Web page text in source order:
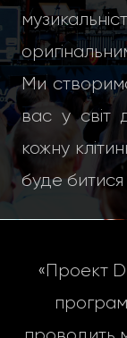
Ми
вас у світ
кожну
буде
«Проект